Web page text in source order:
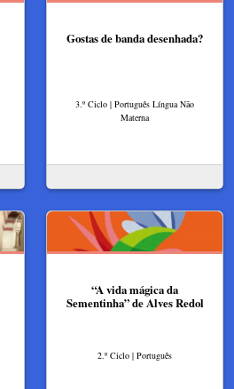
Gostas de banda desenhada?
3.º Ciclo | Português Língua Não
Materna
“A vida mágica da
Sementinha” de Alves Redol
2.º Ciclo | Português